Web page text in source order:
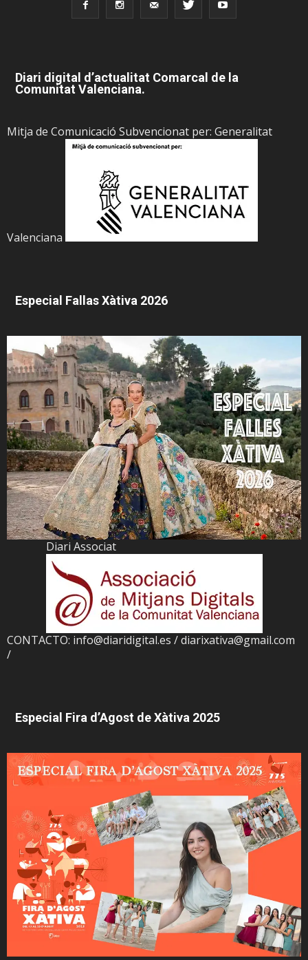
Diari digital d’actualitat Comarcal de la
Comunitat Valenciana.
Mitja de Comunicació Subvencionat per: Generalitat
Valenciana
Especial Fallas Xàtiva 2026
Diari Associat
CONTACTO: info@diaridigital.es / diarixativa@gmail.com
/
Especial Fira d’Agost de Xàtiva 2025